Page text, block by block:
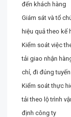
đến khách hàng
Giám sát và tổ
hiệu quả theo kế
Kiểm soát việc
tải giao nhận
chỉ, đi đúng
Kiểm soát thực
tải theo lộ trình
định công ty